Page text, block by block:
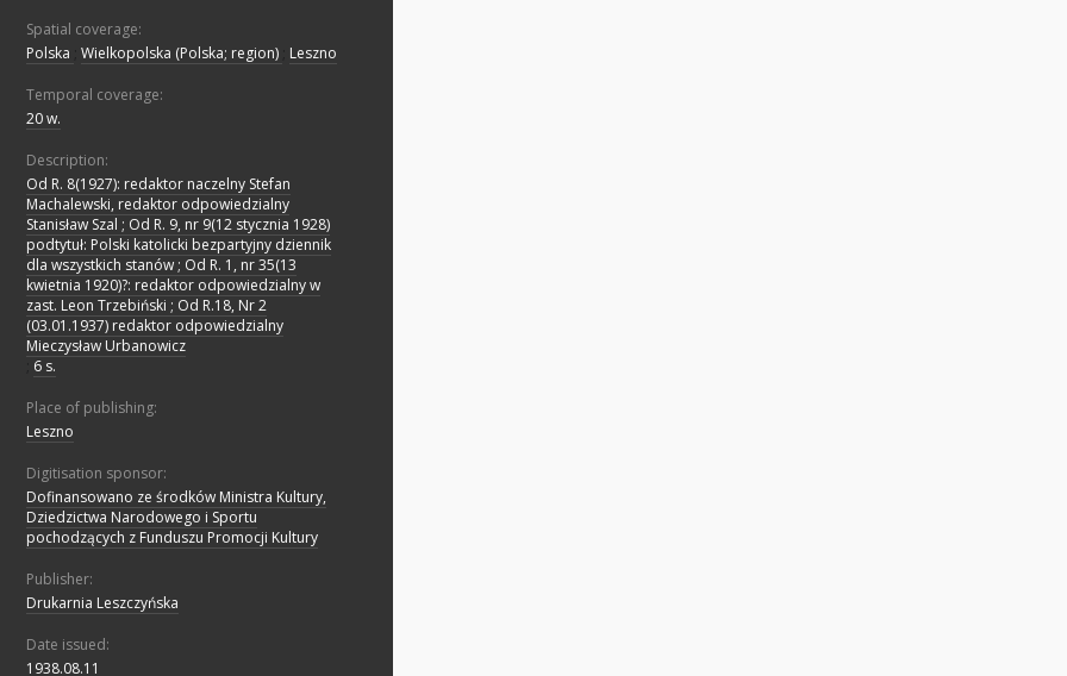
Spatial coverage:
Polska Wielkopolska (Polska; region) Leszno
Temporal coverage:
20 w.
Description:
Od R. 8(1927): redaktor naczelny Stefan
Machalewski, redaktor odpowiedzialny
Stanisław Szal ; Od R. 9, nr 9(12 stycznia 1928)
podtytuł: Polski katolicki bezpartyjny dziennik
dla wszystkich stanów ; Od R. 1, nr 35(13
kwietnia 1920)?: redaktor odpowiedzialny w
zast. Leon Trzebiński ; Od R.18, Nr 2
(03.01.1937) redaktor odpowiedzialny
Mieczysław Urbanowicz
6 s.
Place of publishing:
Leszno
Digitisation sponsor:
Dofinansowano ze środków Ministra Kultury,
Dziedzictwa Narodowego i Sportu
pochodzących z Funduszu Promocji Kultury
Publisher:
Drukarnia Leszczyńska
Date issued:
1938.08.11